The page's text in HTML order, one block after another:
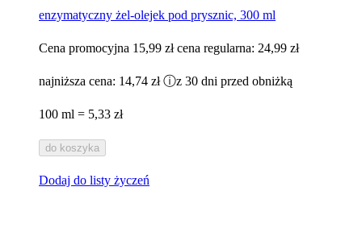
enzymatyczny żel-olejek pod prysznic, 300 ml
Cena promocyjna 15,99 zł cena regularna: 24,99 zł
najniższa cena: 14,74 zł ⓘz 30 dni przed obniżką
100 ml = 5,33 zł
do koszyka
Dodaj do listy życzeń